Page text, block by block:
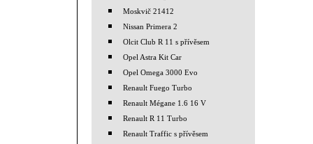
Moskvič 21412
Nissan Primera 2
Olcit Club R 11 s přívěsem
Opel Astra Kit Car
Opel Omega 3000 Evo
Renault Fuego Turbo
Renault Mégane 1.6 16 V
Renault R 11 Turbo
Renault Traffic s přívěsem